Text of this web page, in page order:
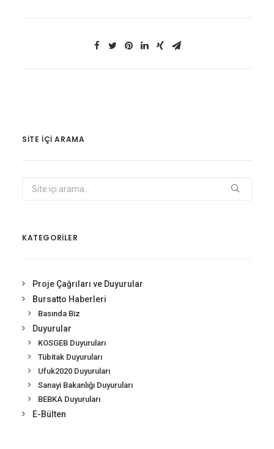
SITE IÇI ARAMA
KATEGORİLER
Proje Çağrıları ve Duyurular
Bursatto Haberleri
Basında Biz
Duyurular
KOSGEB Duyuruları
Tübitak Duyuruları
Ufuk2020 Duyuruları
Sanayi Bakanlığı Duyuruları
BEBKA Duyuruları
E-Bülten